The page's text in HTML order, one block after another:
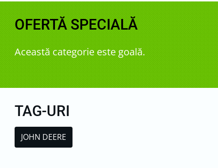
OFERTĂ SPECIALĂ
Această categorie este goală.
TAG-URI
JOHN DEERE